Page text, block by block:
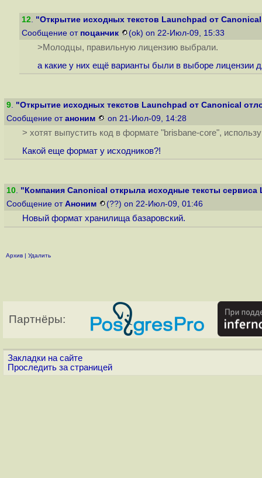
12. "Открытие исходных текстов Launchpad от
Сообщение от поцанчик (ok) on 22-Июл-09, 15:33
>Молодцы, правильную лицензию выбрали.
а какие у них ещё варианты были в выборе лицензии
9. "Открытие исходных текстов Launchpad от Canonical
Сообщение от аноним on 21-Июл-09, 14:28
> хотят выпустить код в формате "brisbane-core",
Какой еще формат у исходников?!
10. "Компания Canonical открыла исходные тексты сервиса
Сообщение от Аноним (??) on 22-Июл-09, 01:46
Новый формат хранилища базаровский.
Архив | Удалить
Партнёры:
Закладки на сайте
Проследить за страницей